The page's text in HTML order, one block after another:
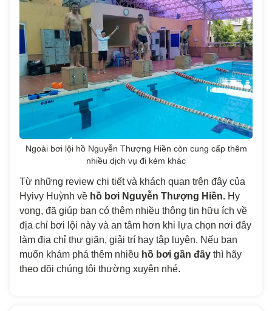
Ngoài bơi lội hồ Nguyễn Thượng Hiền còn cung cấp thêm
nhiều dịch vụ đi kèm khác
Từ những review chi tiết và khách quan trên đây của
Hyivy Huỳnh về hồ bơi Nguyễn Thượng Hiền. Hy
vọng, đã giúp bạn có thêm nhiều thông tin hữu ích về
địa chỉ bơi lội này và an tâm hơn khi lựa chọn nơi đây
làm địa chỉ thư giãn, giải trí hay tập luyện. Nếu bạn
muốn khám phá thêm nhiều hồ bơi gần đây thì hãy
theo dõi chúng tôi thường xuyên nhé.